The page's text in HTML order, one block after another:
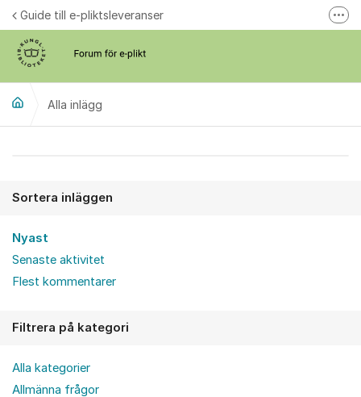
Hoppa till innehåll
Guide till e-pliktsleveranser
Alla inlägg
Sortera inläggen
Nyast
Senaste aktivitet
Flest kommentarer
Filtrera på kategori
Alla kategorier
Allmänna frågor